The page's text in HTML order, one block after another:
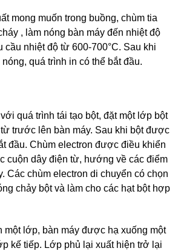
mong muốn trong buồng, chùm tia
, làm nóng bàn máy đến nhiệt độ
cầu nhiệt độ từ 600-700°C. Sau khi
quá trình in có thể bắt đầu.
quá trình tái tạo bột, đặt một lớp bột
trước lên bàn máy. Sau khi bột được
đầu. Chùm electron được điều khiển
cuộn dây điện từ, hướng về các điểm
Các chùm electron di chuyển có chọn
chảy bột và làm cho các hạt bột hợp
một lớp, bàn máy được hạ xuống một
kế tiếp. Lớp phủ lại xuất hiện trở lại